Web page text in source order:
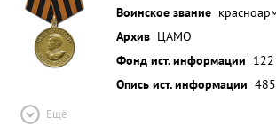
Воинское звание
Архив ЦАМО
Фонд ист. информации 122
Опись ист. информации
Ещё